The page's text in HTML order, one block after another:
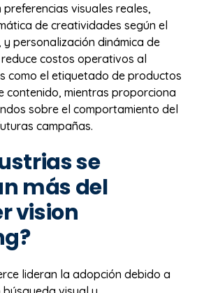
visuales reales,
de creatividades según el
y personalización dinámica de
reduce costos operativos al
como el etiquetado de productos
contenido, mientras proporciona
sobre el comportamiento del
campañas.
se
más del
vision
lideran la adopción debido a